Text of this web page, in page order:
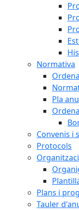
Normativa
Pla
Convenis i
Protocols
Plans i
Tauler